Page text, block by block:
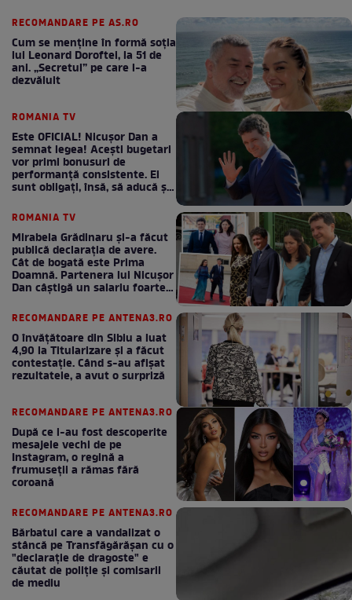
RECOMANDARE PE AS.RO
Cum se menţine în formă soţia
lui Leonard Doroftei, la 51 de
ani. „Secretul” pe care l-a
dezvăluit
ROMANIA TV
Este OFICIAL! Nicușor Dan a
semnat legea! Acești bugetari
vor primi bonusuri de
performanță consistente. Ei
sunt obligați, însă, să aducă și
ROMANIA TV
Mirabela Grădinaru și-a făcut
publică declarația de avere.
Cât de bogată este Prima
Doamnă. Partenera lui Nicușor
Dan câștigă un salariu foarte
RECOMANDARE PE ANTENA3.RO
O învățătoare din Sibiu a luat
4,90 la Titularizare și a făcut
contestație. Când s-au afișat
rezultatele, a avut o surpriză
RECOMANDARE PE ANTENA3.RO
După ce i-au fost descoperite
mesajele vechi de pe
Instagram, o regină a
frumuseții a rămas fără
coroană
RECOMANDARE PE ANTENA3.RO
Bărbatul care a vandalizat o
stâncă pe Transfăgărășan cu o
"declaraţie de dragoste" e
căutat de poliție și comisarii
de mediu